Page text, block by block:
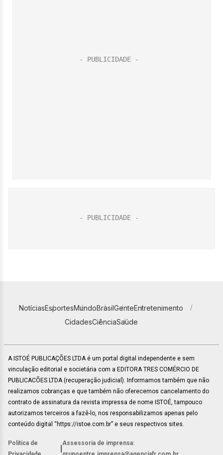
NotíciasEsportesMundoBrasilGenteEntretenimento
CidadesCiênciaSaúde
A ISTOÉ PUBLICAÇÕES LTDA é um portal digital independente e sem
vinculação editorial e societária com a EDITORA TRES COMÉRCIO DE
PUBLICACÕES LTDA (recuperação judicial). Informamos também que não
realizamos cobranças e que também não oferecemos cancelamento do
contrato de assinatura da revista impressa de nome ISTOÉ, tampouco
autorizamos terceiros a fazê-lo, nos responsabilizamos apenas pelo
conteúdo digital “https://istoe.com.br” e seus respectivos sites.
Política de
Assessoria de imprensa: